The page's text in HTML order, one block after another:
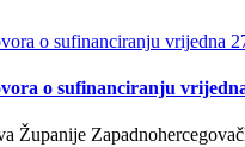
o sufinanciranju
Županije